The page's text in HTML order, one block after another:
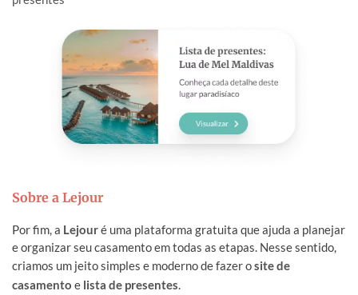
Sobre a Lejour
Por fim, a Lejouré uma plataforma gratuita que ajuda a planejar
e organizar seu casamento em todas as etapas. Nesse sentido,
criamos um jeito simples e moderno de fazer osite de
casamento e lista de presentes.